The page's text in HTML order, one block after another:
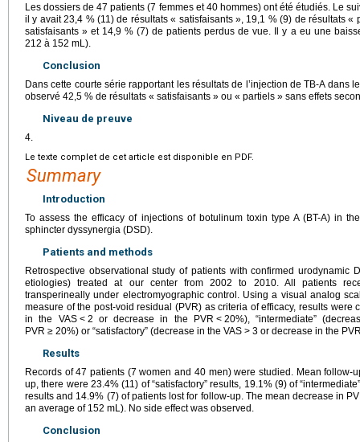
Les dossiers de 47 patients (7 femmes et 40 hommes) ont été étudiés. Le
il y avait 23,4 % (11) de résultats « satisfaisants », 19,1 % (9) de résultats
satisfaisants » et 14,9 % (7) de patients perdus de vue. Il y a eu une
212 à 152 mL).
Conclusion
Dans cette courte série rapportant les résultats de l’injection de TB-A dans
observé 42,5 % de résultats « satisfaisants » ou « partiels » sans effets
Niveau de preuve
4.
Le texte complet de cet article est disponible en PDF.
Summary
Introduction
To assess the efficacy of injections of botulinum toxin type A (BT-A) in
sphincter dyssynergia (DSD).
Patients and methods
Retrospective observational study of patients with confirmed urodynamic
etiologies) treated at our center from 2002 to 2010. All patients
transperineally under electromyographic control. Using a visual analog
measure of the post-void residual (PVR) as criteria of efficacy, results were
in the VAS < 2 or decrease in the PVR < 20%), “intermediate”
PVR ≥ 20%) or “satisfactory” (decrease in the VAS > 3 or decrease in the
Results
Records of 47 patients (7 women and 40 men) were studied. Mean follow-
up, there were 23.4% (11) of “satisfactory” results, 19.1% (9) of
results and 14.9% (7) of patients lost for follow-up. The mean decrease in
an average of 152 mL). No side effect was observed.
Conclusion